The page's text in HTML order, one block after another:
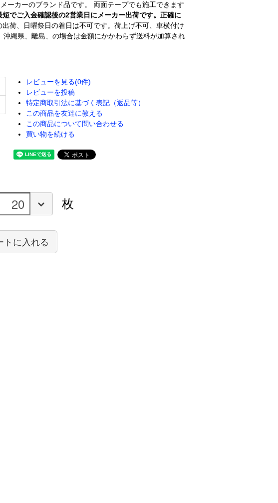
ーカーのブランド品です。 両面テープでも施工できます
短でご入金確認後の2営業日にメーカー出荷です。正確に
出荷、日曜祭日の着日は不可です。荷上げ不可、車横付け
沖縄県、離島、の場合は金額にかかわらず送料が加算され
レビューを見る(0件)
レビューを投稿
特定商取引法に基づく表記（返品等）
この商品を友達に教える
この商品について問い合わせる
買い物を続ける
枚
トに入れる